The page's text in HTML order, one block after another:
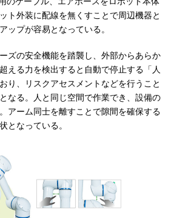
ト外装に配線を無くすことで周辺機器と
ップが容易となっている。
ズの安全機能を踏襲し、外部からあらか
える力を検出すると自動で停止する「人
り、リスクアセスメントなどを行うこと
なる。人と同じ空間で作業でき、設備の
アーム同士を離すことで隙間を確保する
となっている。